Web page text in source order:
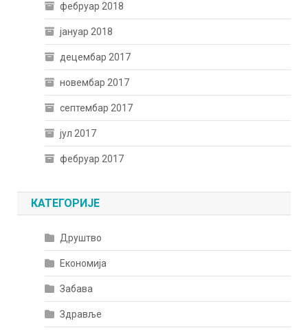
фебруар 2018
јануар 2018
децембар 2017
новембар 2017
септембар 2017
јул 2017
фебруар 2017
КАТЕГОРИЈЕ
Друштво
Економија
Забава
Здравље